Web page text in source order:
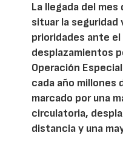
La llegada del
situar la seguridad
prioridades ante
desplazamientos
Operación
cada año millones
marcado por una
circulatoria,
distancia y una